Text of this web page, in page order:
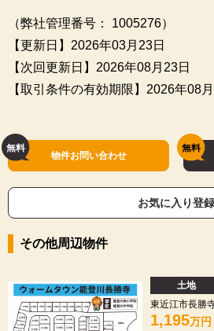
（弊社管理番号： 1005276）
【更新日】2026年03月23日
【次回更新日】2026年08月23日
【取引条件の有効期限】2026年08
物件お問い合わせ
お気に入り登録
その他周辺物件
土地
東近江市長勝
1,195万円